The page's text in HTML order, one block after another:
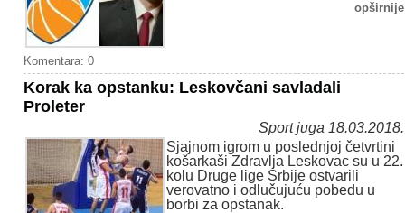
opširnije
Komentara: 0
Korak ka opstanku: Leskovčani savladali
Proleter
Sport juga 18.03.2018.
Sjajnom igrom u poslednjoj četvrtini
košarkaši Zdravlja Leskovac su u 22.
kolu Druge lige Srbije ostvarili
verovatno i odlučujuću pobedu u
borbi za opstanak.